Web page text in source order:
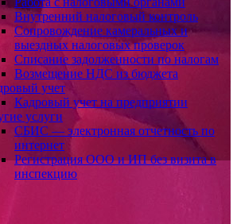
Внутренний налоговый контроль
Сопровождение камеральных и
выездных налоговых проверок
Списание задолженности по налогам
Возмещение НДС из бюджета
учет
Кадровый учет на предприятии
услуги
СБИС — электронная отчетность по
интернет
Регистрация ООО и ИП без визита в
инспекцию